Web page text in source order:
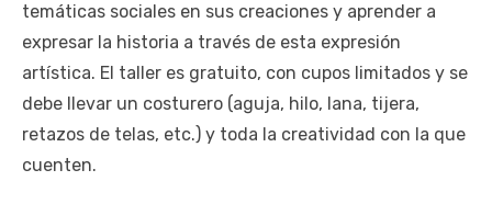
temáticas sociales en sus creaciones y aprender a
expresar la historia a través de esta expresión
artística. El taller es gratuito, con cupos limitados y se
debe llevar un costurero (aguja, hilo, lana, tijera,
retazos de telas, etc.) y toda la creatividad con la que
cuenten.